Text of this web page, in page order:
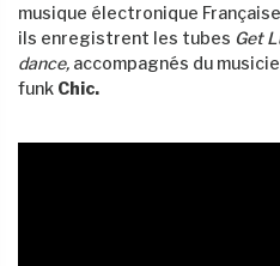
musique électronique
ils enregistrent les tubes Get
dance, accompagnés du
funk Chic.